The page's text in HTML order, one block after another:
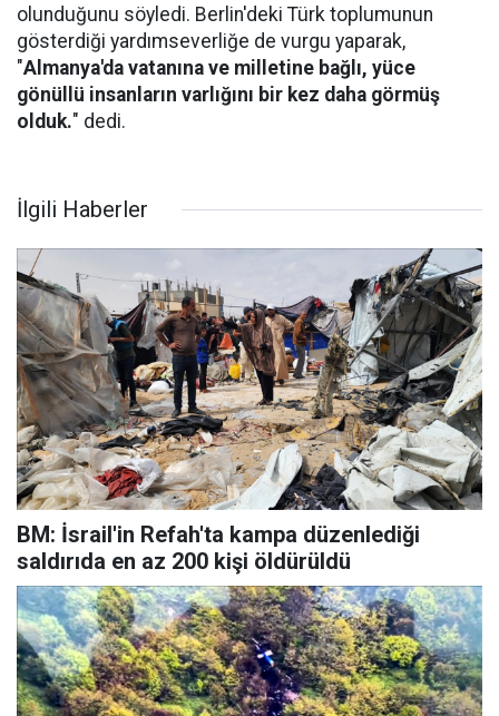
olunduğunu söyledi. Berlin'deki Türk toplumunun
gösterdiği yardımseverliğe de vurgu yaparak,
"Almanya'da vatanına ve milletine bağlı, yüce
gönüllü insanların varlığını bir kez daha görmüş
olduk." dedi.
İlgili Haberler
BM: İsrail'in Refah'ta kampa düzenlediği
saldırıda en az 200 kişi öldürüldü